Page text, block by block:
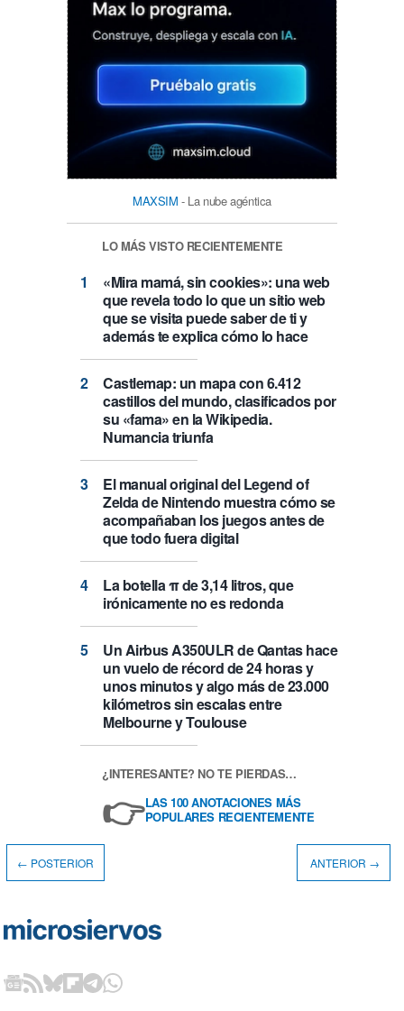
MAXSIM - La nube agéntica
LO MÁS VISTO RECIENTEMENTE
«Mira mamá, sin cookies»: una web
que revela todo lo que un sitio web
que se visita puede saber de ti y
además te explica cómo lo hace
Castlemap: un mapa con 6.412
castillos del mundo, clasificados por
su «fama» en la Wikipedia.
Numancia triunfa
El manual original del Legend of
Zelda de Nintendo muestra cómo se
acompañaban los juegos antes de
que todo fuera digital
La botella π de 3,14 litros, que
irónicamente no es redonda
Un Airbus A350ULR de Qantas hace
un vuelo de récord de 24 horas y
unos minutos y algo más de 23.000
kilómetros sin escalas entre
Melbourne y Toulouse
¿INTERESANTE? NO TE PIERDAS…
👉LAS 100 ANOTACIONES MÁS
POPULARES RECIENTEMENTE
← POSTERIOR ANTERIOR →